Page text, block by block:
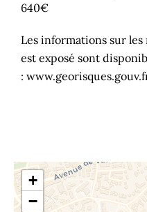
640€
Les informations sur
est exposé sont
:
+
−